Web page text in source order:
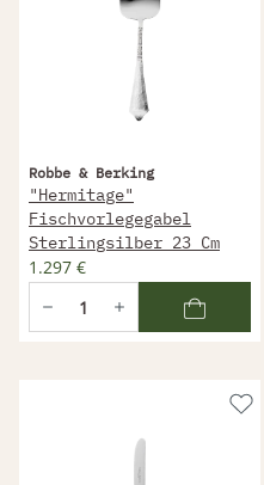
Robbe & Berking
"Hermitage"
Fischvorlegegabel
Sterlingsilber 23 Cm
1.297 €